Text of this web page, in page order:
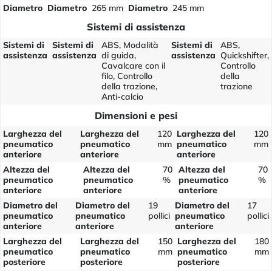
Diametro Diametro 265 mm Diametro 245 mm
Sistemi di assistenza
Sistemi di
assistenza
Sistemi di
assistenza
ABS, Modalità
di guida,
Cavalcare con il
filo, Controllo
della trazione,
Anti-calcio
Sistemi di
assistenza
ABS,
Quickshifter,
Controllo
della
trazione
Dimensioni e pesi
Larghezza del
pneumatico
anteriore
Larghezza del
pneumatico
anteriore
120
mm
Larghezza del
pneumatico
anteriore
120
mm
Altezza del
pneumatico
anteriore
Altezza del
pneumatico
anteriore
70
%
Altezza del
pneumatico
anteriore
70
%
Diametro del
pneumatico
anteriore
Diametro del
pneumatico
anteriore
19
pollici
Diametro del
pneumatico
anteriore
17
pollici
Larghezza del
pneumatico
posteriore
Larghezza del
pneumatico
posteriore
150
mm
Larghezza del
pneumatico
posteriore
180
mm